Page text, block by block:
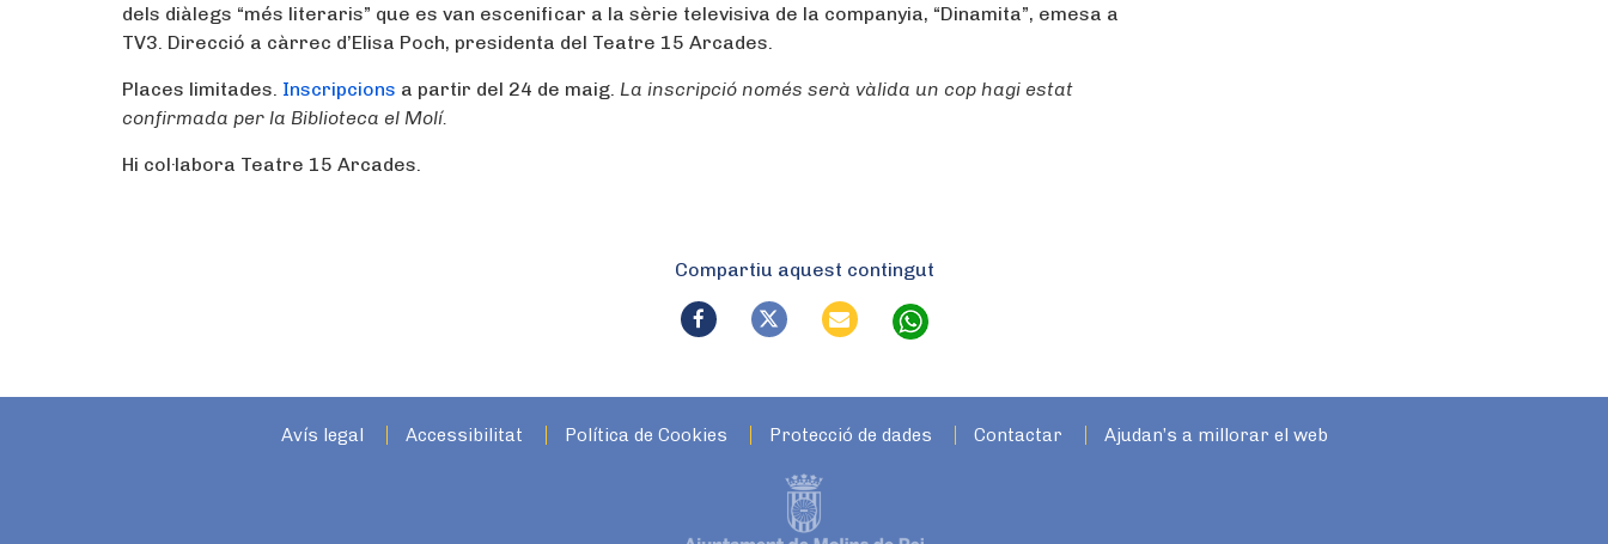
dels diàlegs “més literaris” que es van escenificar a la sèrie televisiva de la companyia, “Dinamita”, emesa a
TV3. Direcció a càrrec d’Elisa Poch, presidenta del Teatre 15 Arcades.
Places limitades. Inscripcions a partir del 24 de maig. La inscripció només serà vàlida un cop hagi estat
confirmada per la Biblioteca el Molí.
Hi col·labora Teatre 15 Arcades.
Compartiu aquest contingut
Avís legal Accessibilitat Política de Cookies Protecció de dades Contactar Ajudan’s a millorar el web